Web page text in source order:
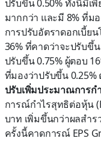
ปรับขึ้น 0.50% ทั้งนี้มีเ
มากกว่า และมี 8% ที่ม
การปรับอัตราดอกเบี้ย
36% ที่คาดว่าจะปรับขึ้
ปรับขึ้น 0.75% ผู้ตอบ
ที่มองว่าปรับขึ้น 0.25%
ปรับเพิ่มประมาณการก
การณ์กำไรสุทธิต่อหุ้น
บาท เพิ่มขึ้นกว่าผลสำ
ครั้งนี้คาดการณ์ EPS